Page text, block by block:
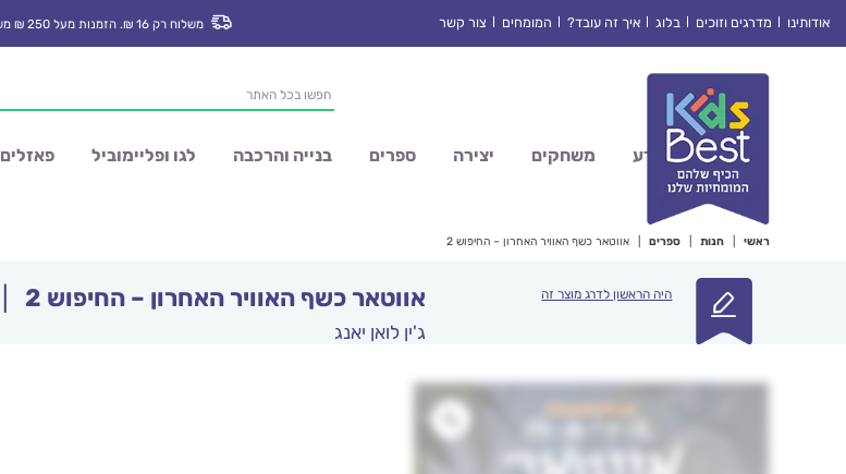
אודותינו מדרגים וזוכים בלוג איך זה עובד? המומחים צור קשר משלוח רק 16 ₪. הזמנות מעל 250 ₪ משלוח נק’ איסוף חינם
Products
search
מדע משחקים יצירה ספרים בנייה והרכבה לגו ופליימוביל פאזלים
ראשי חנות ספרים אווטאר כשף האוויר האחרון – החיפוש 2
היה הראשון לדרג מוצר זה אווטאר כשף האוויר האחרון – החיפוש 2
ג'ין לואן יאנג